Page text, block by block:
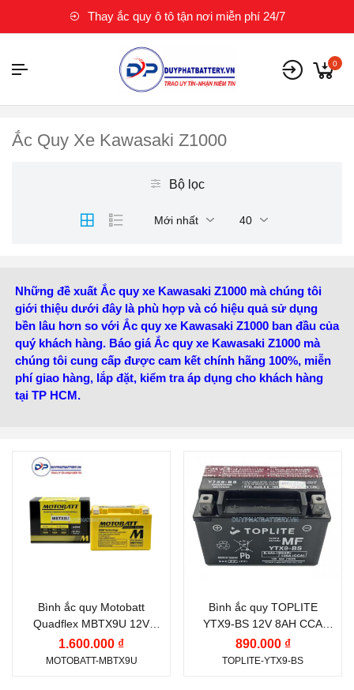
Thay ắc quy ô tô tận nơi miễn phí 24/7
0
Ắc Quy Xe Kawasaki Z1000
Bộ lọc
Mới nhất 40
Những đề xuất Ắc quy xe Kawasaki Z1000 mà chúng tôi
giới thiệu dưới đây là phù hợp và có hiệu quả sử dụng
bền lâu hơn so với Ắc quy xe Kawasaki Z1000 ban đầu của
quý khách hàng. Báo giá Ắc quy xe Kawasaki Z1000 mà
chúng tôi cung cấp được cam kết chính hãng 100%, miễn
phí giao hàng, lắp đặt, kiểm tra áp dụng cho khách hàng
tại TP HCM.
Điện thế (V):
Dung lượng (Ah):
Ah
Công nghệ:AGM
Bình ắc quy Motobatt
Quadflex MBTX9U 12V
10.5Ah CCA 160A
1.600.000 ₫
MOTOBATT-MBTX9U
Thương hiệu ắc quy:
TOPLITE
Điện thế (V):12 V
Dung lượng (Ah): 8 Ah
135 A
Công nghệ:AGM
(Absorbent Glass Mat)
Bình ắc quy TOPLITE
YTX9-BS 12V 8AH CCA
135A
890.000 ₫
TOPLITE-YTX9-BS